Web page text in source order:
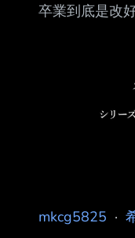
卒業到底是改
觀，有血就好
かだれかにと
https://
mkcg5825 ·